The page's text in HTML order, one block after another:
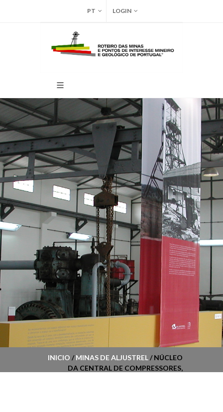
PT LOGIN
INICIO /MINAS DE ALJUSTREL/ NÚCLEO
DA CENTRAL DE COMPRESSORES,